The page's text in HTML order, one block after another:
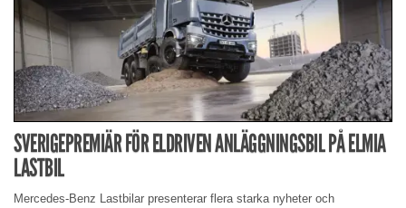
SVERIGEPREMIÄR FÖR ELDRIVEN ANLÄGGNINGSBIL PÅ ELMIA
LASTBIL
Mercedes-Benz Lastbilar presenterar flera starka nyheter och